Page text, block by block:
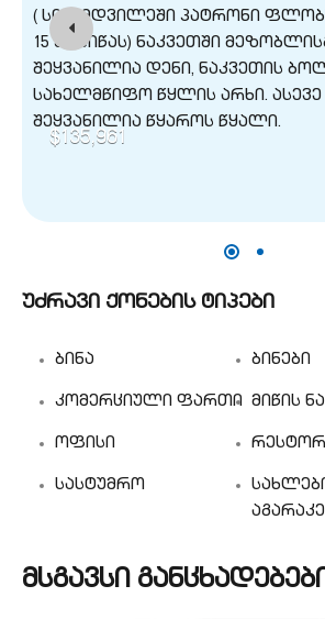
$135,961
უძრავი ქონების ტიპები
ბინა ბინები
კომერციული ფართი მიწის
ოფისი
სასტუმრო
მსგავსი